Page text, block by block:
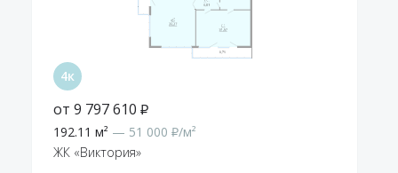
от 9 797 610 ₽
192.11 м² — 51 000 ₽/м²
ЖК «Виктория»